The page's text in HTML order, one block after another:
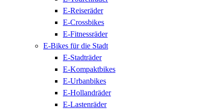
E-Reiseräder
E-Crossbikes
E-Fitnessräder
E-Bikes für die Stadt
E-Stadträder
E-Kompaktbikes
E-Urbanbikes
E-Hollandräder
E-Lastenräder